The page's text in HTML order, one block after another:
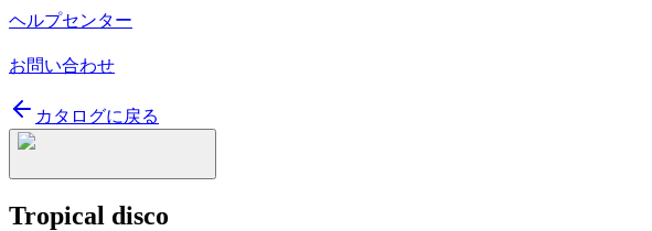
ヘルプセンター
お問い合わせ
カタログに戻る
Tropical disco